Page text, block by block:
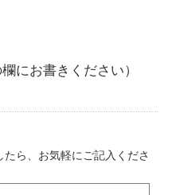
にお書きください）
ら、お気軽にご記入くださ